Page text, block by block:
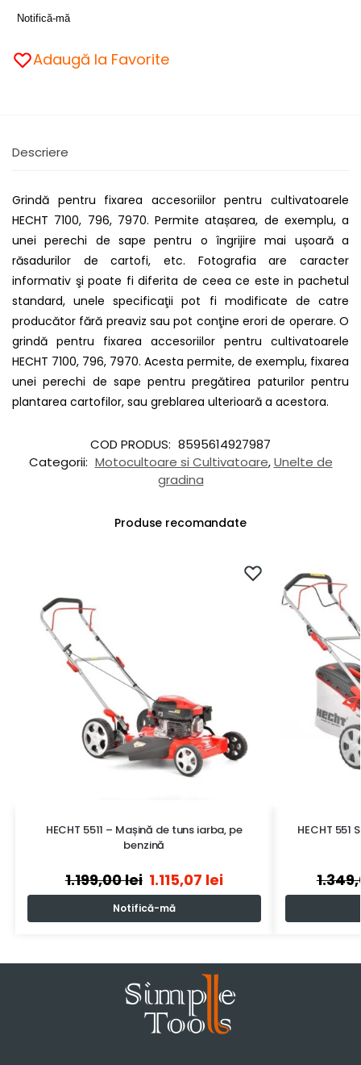
Notifică-mă
Adaugă la Favorite
Descriere
Grindă pentru fixarea accesoriilor pentru cultivatoarele
HECHT 7100, 796, 7970. Permite atașarea, de exemplu, a
unei perechi de sape pentru o îngrijire mai ușoară a
răsadurilor de cartofi, etc. Fotografia are caracter
informativ şi poate fi diferita de ceea ce este in pachetul
standard, unele specificaţii pot fi modificate de catre
producător fără preaviz sau pot conţine erori de operare. O
grindă pentru fixarea accesoriilor pentru cultivatoarele
HECHT 7100, 796, 7970. Acesta permite, de exemplu, fixarea
unei perechi de sape pentru pregătirea paturilor pentru
plantarea cartofilor, sau greblarea ulterioară a acestora.
COD PRODUS: 8595614927987
Categorii: Motocultoare si Cultivatoare,Unelte de
gradina
Produse recomandate
HECHT 5511 – Mașină de tuns iarba, pe
benzină
1.199,00lei 1.115,07 lei
Notifică-mă
HECHT 551